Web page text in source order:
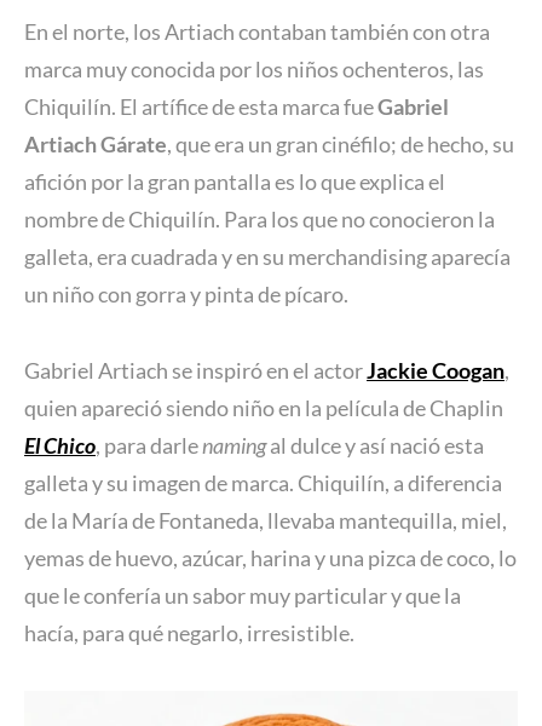
En el norte, los Artiach contaban también con otra
marca muy conocida por los niños ochenteros, las
Chiquilín. El artífice de esta marca fueGabriel
Artiach Gárate, que era un gran cinéfilo; de hecho, su
afición por la gran pantalla es lo que explica el
nombre de Chiquilín. Para los que no conocieron la
galleta, era cuadrada y en su merchandising aparecía
un niño con gorra y pinta de pícaro.
Gabriel Artiach se inspiró en el actorJackie Coogan,
quien apareció siendo niño en la película de Chaplin
El Chico, para darlenamingal dulce y así nació esta
galleta y su imagen de marca. Chiquilín, a diferencia
de la María de Fontaneda, llevaba mantequilla, miel,
yemas de huevo, azúcar, harina y una pizca de coco, lo
que le confería un sabor muy particular y que la
hacía, para qué negarlo, irresistible.